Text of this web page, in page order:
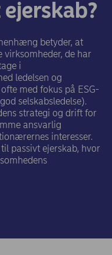
betyder, at
virksomheder, de har
i
ledelsen og
med fokus på ESG-
selskabsledelse).
strategi og drift for
ansvarlig
interesser.
passivt ejerskab, hvor